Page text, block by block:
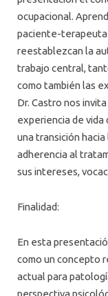
ocupacional.
paciente-terapeuta
reestablezcan la
trabajo central,
como también las
Dr. Castro nos
experiencia de
una transición
adherencia al
sus intereses,
Finalidad:
En esta
como un concepto
actual para